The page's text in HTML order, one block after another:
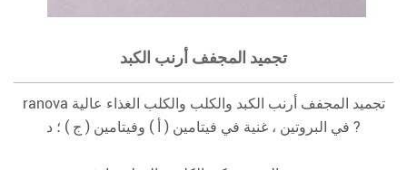
تجميد المجفف أرنب الكبد
ranova تجميد المجفف أرنب الكبد والكلب والكلب الغذاء عالية
في البروتين ، غنية في فيتامين ( أ ) وفيتامين ( ج ) ؛ د ?